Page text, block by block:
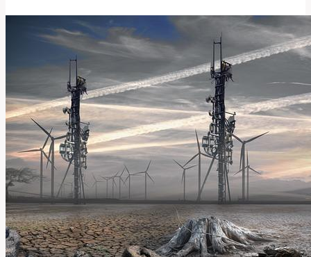
Slovo
Ovlivňuje
Gramatické
Struktury?